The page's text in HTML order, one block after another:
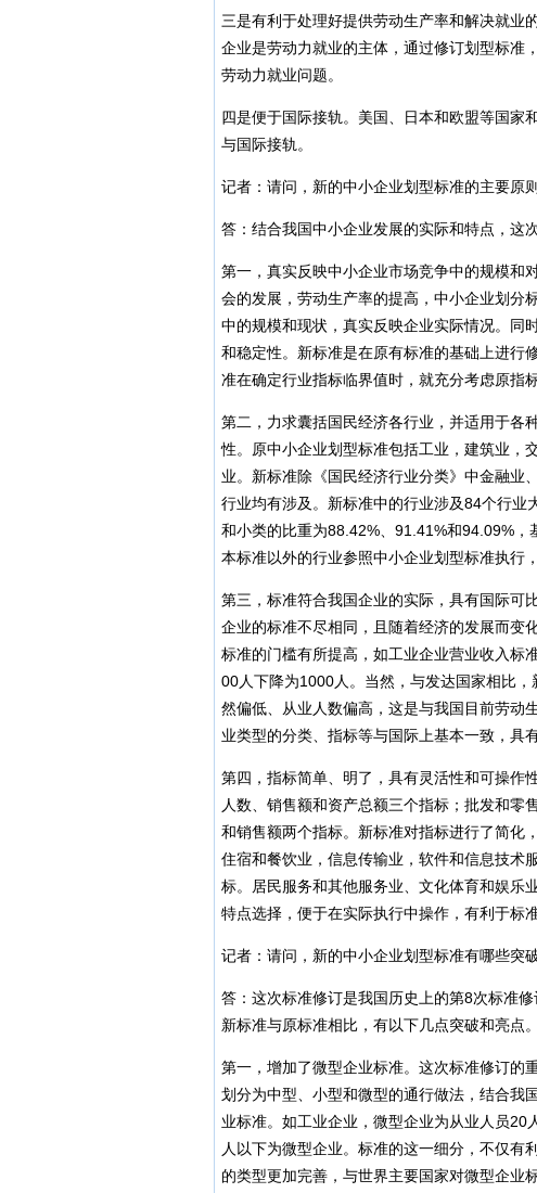
三是有利于处理好提供劳动生产率和解决就业
企业是劳动力就业的主体，通过修订划型标准
劳动力就业问题。
四是便于国际接轨。美国、日本和欧盟等国家
与国际接轨。
记者：请问，新的中小企业划型标准的主要原
答：结合我国中小企业发展的实际和特点，这
第一，真实反映中小企业市场竞争中的规模和
会的发展，劳动生产率的提高，中小企业划分
中的规模和现状，真实反映企业实际情况。同
和稳定性。新标准是在原有标准的基础上进行
准在确定行业指标临界值时，就充分考虑原指标
第二，力求囊括国民经济各行业，并适用于各
性。原中小企业划型标准包括工业，建筑业，
业。新标准除《国民经济行业分类》中金融业
行业均有涉及。新标准中的行业涉及84个行
和小类的比重为88.42%、91.41%和94.09%
本标准以外的行业参照中小企业划型标准执行
第三，标准符合我国企业的实际，具有国际可
企业的标准不尽相同，且随着经济的发展而变
标准的门槛有所提高，如工业企业营业收入标
00人下降为1000人。当然，与发达国家相比
然偏低、从业人数偏高，这是与我国目前劳动
业类型的分类、指标等与国际上基本一致，具
第四，指标简单、明了，具有灵活性和可操作
人数、销售额和资产总额三个指标；批发和零
和销售额两个指标。新标准对指标进行了简化
住宿和餐饮业，信息传输业，软件和信息技术
标。居民服务和其他服务业、文化体育和娱乐
特点选择，便于在实际执行中操作，有利于标准
记者：请问，新的中小企业划型标准有哪些突
答：这次标准修订是我国历史上的第8次标准
新标准与原标准相比，有以下几点突破和亮点。
第一，增加了微型企业标准。这次标准修订的
划分为中型、小型和微型的通行做法，结合我
业标准。如工业企业，微型企业为从业人员
人以下为微型企业。标准的这一细分，不仅有
的类型更加完善，与世界主要国家对微型企业